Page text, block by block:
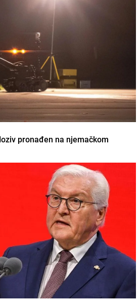
pronađen na njemačkom